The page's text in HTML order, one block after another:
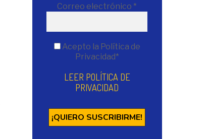
Correo electrónico *
Acepto la Política de
Privacidad*
LEER POLÍTICA DE
PRIVACIDAD